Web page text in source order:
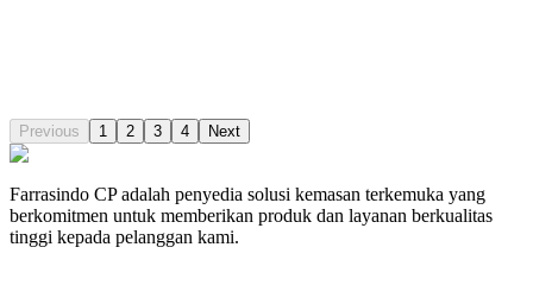
Bandingkan
Previous 1 2 3 4 Next
Farrasindo CP adalah penyedia solusi kemasan terkemuka yang
berkomitmen untuk memberikan produk dan layanan berkualitas
tinggi kepada pelanggan kami.